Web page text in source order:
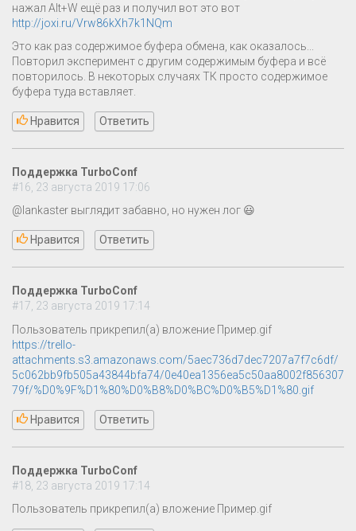
нажал Alt+W ещё раз и получил вот это вот
http://joxi.ru/Vrw86kXh7k1NQm
Это как раз содержимое буфера обмена, как оказалось...
Повторил эксперимент с другим содержимым буфера и всё
повторилось. В некоторых случаях ТК просто содержимое
буфера туда вставляет.
Нравится Ответить
Поддержка TurboConf
#16, 23 августа 2019 17:06
@lankaster выглядит забавно, но нужен лог 😃
Нравится Ответить
Поддержка TurboConf
#17, 23 августа 2019 17:14
Пользователь прикрепил(а) вложение Пример.gif
https://trello-
attachments.s3.amazonaws.com/5aec736d7dec7207a7f7c6df/
5c062bb9fb505a43844bfa74/0e40ea1356ea5c50aa8002f856307
79f/%D0%9F%D1%80%D0%B8%D0%BC%D0%B5%D1%80.gif
Нравится Ответить
Поддержка TurboConf
#18, 23 августа 2019 17:14
Пользователь прикрепил(а) вложение Пример.gif